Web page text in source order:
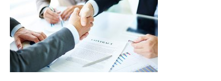
Polityka prywatności